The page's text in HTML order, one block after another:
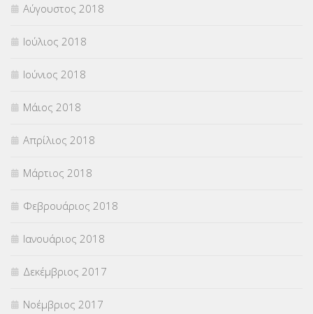
Αύγουστος 2018
Ιούλιος 2018
Ιούνιος 2018
Μάιος 2018
Απρίλιος 2018
Μάρτιος 2018
Φεβρουάριος 2018
Ιανουάριος 2018
Δεκέμβριος 2017
Νοέμβριος 2017